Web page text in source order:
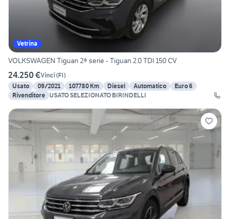
Vetrina
VOLKSWAGEN Tiguan 2ª serie - Tiguan 2.0 TDI 150 CV
24.250 €Vinci(FI)
Usato
09/2021 107780 Km Diesel Automatico
Euro 6
Rivenditore USATO SELEZIONATO BIRINDELLI